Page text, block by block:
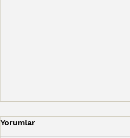
Yorumlar